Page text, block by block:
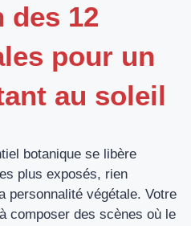
des 12
pour un
au soleil
botanique se libère
plus exposés, rien
personnalité végétale. Votre
composer des scènes où le